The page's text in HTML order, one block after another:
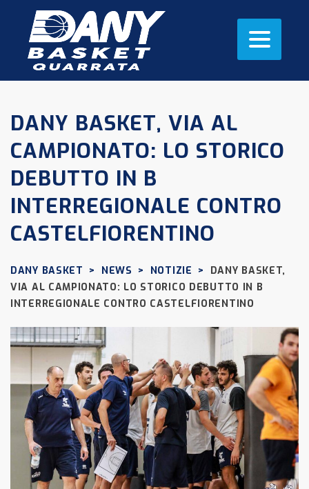
DANY BASKET, VIA AL
CAMPIONATO: LO STORICO
DEBUTTO IN B
INTERREGIONALE CONTRO
CASTELFIORENTINO
DANY BASKET > NEWS > NOTIZIE >
DANY BASKET,
VIA AL CAMPIONATO: LO STORICO DEBUTTO IN B
INTERREGIONALE CONTRO CASTELFIORENTINO